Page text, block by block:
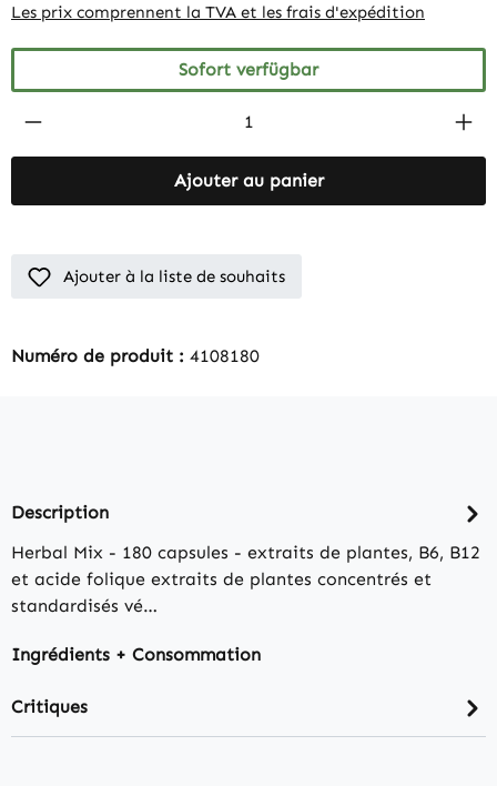
Les prix comprennent la TVA et les frais d'expédition
Sofort verfügbar
Produkt Anzahl: Gib den gewünschten
Ajouter au panier
Ajouter à la liste de souhaits
Numéro de produit : 4108180
Description
Herbal Mix - 180 capsules - extraits de plantes, B6, B12
et acide folique extraits de plantes concentrés et
standardisés vé…
Ingrédients + Consommation
Critiques